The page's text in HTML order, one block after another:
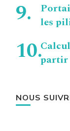
les
partir
NOUS